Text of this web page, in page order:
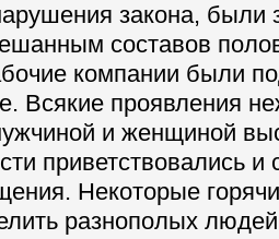
закона, были
составов
компании были
Всякие проявления
и женщиной
приветствовались и
Некоторые
разнополых